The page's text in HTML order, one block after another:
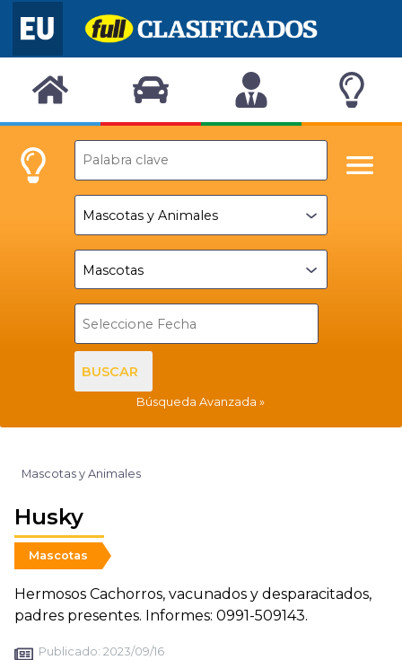
BUSCAR
Búsqueda Avanzada
Mascotas y Animales
Husky
Mascotas
Hermosos Cachorros, vacunados y desparacitados,
padres presentes. Informes: 0991-509143.
Publicado: 2023/09/16